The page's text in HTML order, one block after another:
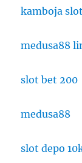
kamboja slot
medusa88
slot bet 200
medusa88
slot depo